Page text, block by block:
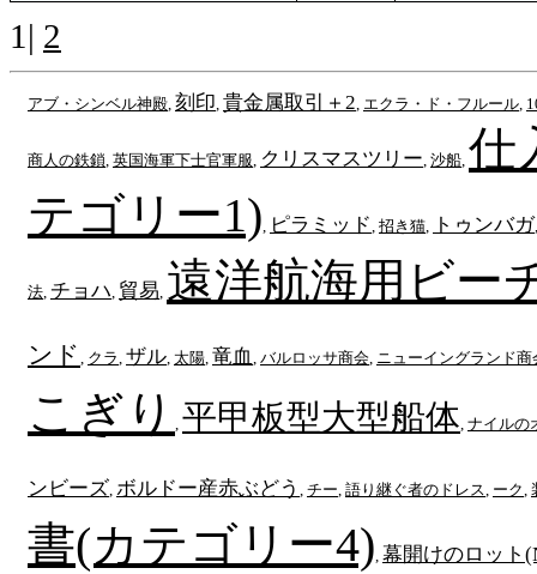
1| 2
アブ・シンベル神殿 刻印 貴金属取引＋2 エクラ・ド・フルール
商人の鉄鎖 英国海軍下士官軍服 クリスマスツリー 沙船 仕
テゴリー1) ピラミッド 招き猫 トゥンバガ
法 チョハ 貿易 遠洋航海用ビー
ンド クラ ザル 太陽 竜血 バルロッサ商会 ニューイングランド商
こぎり 平甲板型大型船体 ナイルの
ンビーズ ボルドー産赤ぶどう チー 語り継ぐ者のドレス ーク
書(カテゴリー4) 幕開けのロット